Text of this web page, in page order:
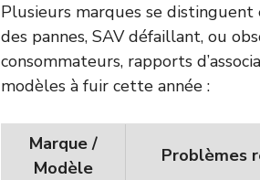
Plusieurs marques se
des pannes, SAV défaillant, ou
consommateurs, rapports
modèles à fuir cette année :
Marque /
Modèle
Problèmes